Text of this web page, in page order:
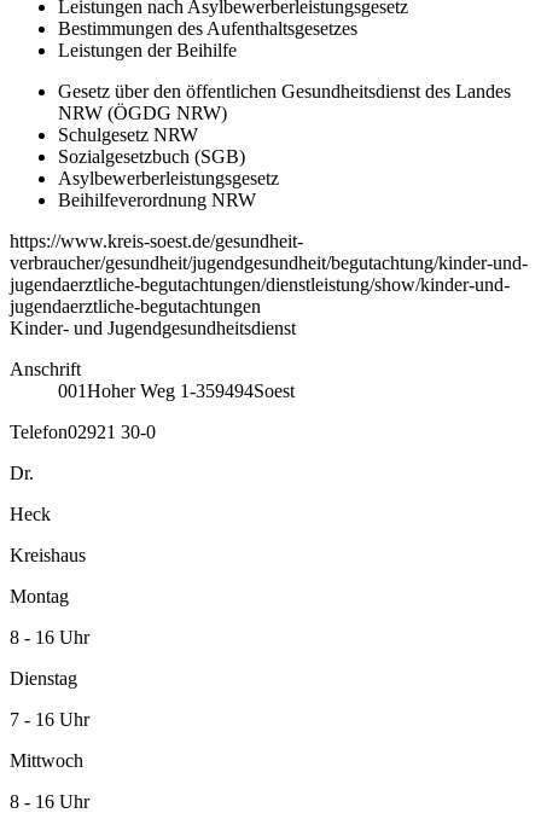
Leistungen nach Asylbewerberleistungsgesetz
Bestimmungen des Aufenthaltsgesetzes
Leistungen der Beihilfe
Gesetz über den öffentlichen Gesundheitsdienst des Landes
NRW (ÖGDG NRW)
Schulgesetz NRW
Sozialgesetzbuch (SGB)
Asylbewerberleistungsgesetz
Beihilfeverordnung NRW
https://www.kreis-soest.de/gesundheit-
verbraucher/gesundheit/jugendgesundheit/begutachtung/kinder-und-
jugendaerztliche-begutachtungen/dienstleistung/show/kinder-und-
jugendaerztliche-begutachtungen
Kinder- und Jugendgesundheitsdienst
Anschrift
001Hoher Weg 1-359494Soest
Telefon02921 30-0
Dr.
Heck
Kreishaus
Montag
8 - 16 Uhr
Dienstag
7 - 16 Uhr
Mittwoch
8 - 16 Uhr